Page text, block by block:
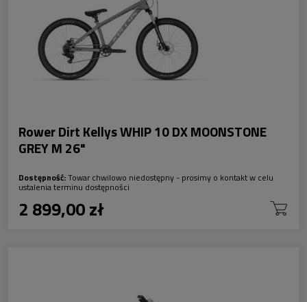
Rower Dirt Kellys WHIP 10 DX MOONSTONE
GREY M 26"
Dostępność:Towar chwilowo niedostępny - prosimy o kontakt w celu
ustalenia terminu dostępności
2 899,00 zł